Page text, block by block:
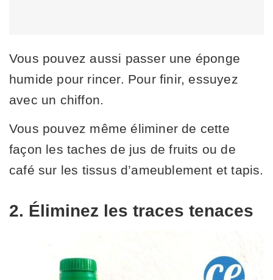
Vous pouvez aussi passer une éponge
humide pour rincer. Pour finir, essuyez
avec un chiffon.
Vous pouvez même éliminer de cette
façon les taches de jus de fruits ou de
café sur les tissus d’ameublement et tapis.
2. Éliminez les traces tenaces